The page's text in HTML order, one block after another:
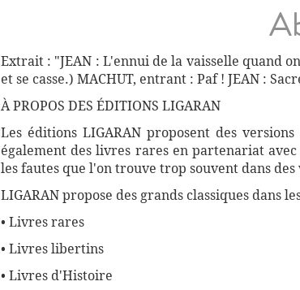
Extrait : "JEAN : L'ennui de la vaisselle quand
et se casse.) MACHUT, entrant : Paf ! JEAN :
À PROPOS DES ÉDITIONS LIGARAN
Les éditions LIGARAN proposent des
également des livres rares en partenariat
les fautes que l'on trouve trop souvent dans
LIGARAN propose des grands classiques dans
• Livres rares
• Livres libertins
• Livres d'Histoire